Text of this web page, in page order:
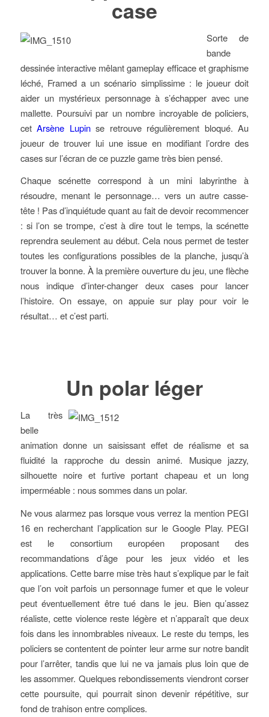
case
Sorte de
bande
dessinée interactive mêlant gameplay efficace et graphisme
léché, Framed a un scénario simplissime : le joueur doit
aider un mystérieux personnage à s’échapper avec une
mallette. Poursuivi par un nombre incroyable de policiers,
cetArsène Lupinse retrouve régulièrement bloqué. Au
joueur de trouver lui une issue en modifiant l’ordre des
cases sur l’écran de ce puzzle game très bien pensé.
Chaque scénette correspond à un mini labyrinthe à
résoudre, menant le personnage… vers un autre casse-
tête ! Pas d’inquiétude quant au fait de devoir recommencer
: si l’on se trompe, c’est à dire tout le temps, la scénette
reprendra seulement au début. Cela nous permet de tester
toutes les configurations possibles de la planche, jusqu’à
trouver la bonne. À la première ouverture du jeu, une flèche
nous indique d’inter-changer deux cases pour lancer
l’histoire. On essaye, on appuie sur play pour voir le
résultat… et c’est parti.
Un polar léger
La très
belle
animation donne un saisissant effet de réalisme et sa
fluidité la rapproche du dessin animé. Musique jazzy,
silhouette noire et furtive portant chapeau et un long
imperméable : nous sommes dans un polar.
Ne vous alarmez pas lorsque vous verrez la mention PEGI
16 en recherchant l’application sur le Google Play. PEGI
est le consortium européen proposant des
recommandations d’âge pour les jeux vidéo et les
applications. Cette barre mise très haut s’explique par le fait
que l’on voit parfois un personnage fumer et que le voleur
peut éventuellement être tué dans le jeu. Bien qu’assez
réaliste, cette violence reste légère et n’apparaît que deux
fois dans les innombrables niveaux. Le reste du temps, les
policiers se contentent de pointer leur arme sur notre bandit
pour l’arrêter, tandis que lui ne va jamais plus loin que de
les assommer. Quelques rebondissements viendront corser
cette poursuite, qui pourrait sinon devenir répétitive, sur
fond de trahison entre complices.